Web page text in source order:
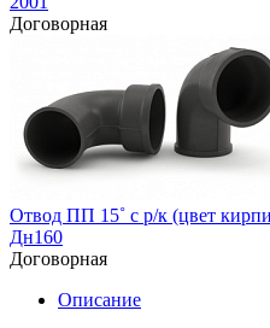
Договорная
Отвод ПП 15˚ с р/к (цвет
Дн160
Договорная
Описание